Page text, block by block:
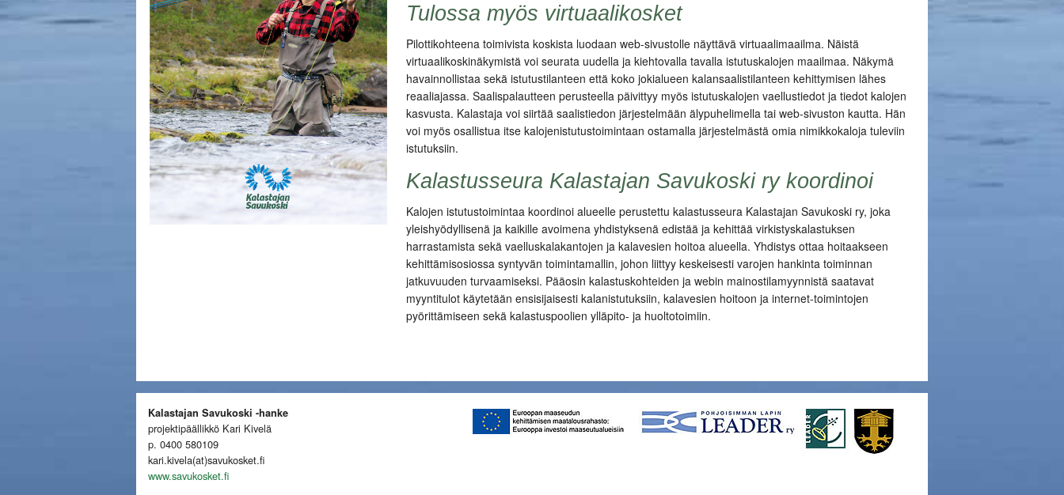
Tulossa myös virtuaalikosket
Pilottikohteena toimivista koskista luodaan web-sivustolle näyttävä virtuaalimaailma. Näistä
virtuaalikoskinäkymistä voi seurata uudella ja kiehtovalla tavalla istutuskalojen maailmaa. Näkymä
havainnollistaa sekä istutustilanteen että koko jokialueen kalansaalistilanteen kehittymisen lähes
reaaliajassa. Saalispalautteen perusteella päivittyy myös istutuskalojen vaellustiedot ja tiedot kalojen
kasvusta. Kalastaja voi siirtää saalistiedon järjestelmään älypuhelimella tai web-sivuston kautta. Hän
voi myös osallistua itse kalojenistutustoimintaan ostamalla järjestelmästä omia nimikkokaloja tuleviin
istutuksiin.
Kalastusseura Kalastajan Savukoski ry koordinoi
Kalojen istutustoimintaa koordinoi alueelle perustettu kalastusseura Kalastajan Savukoski ry, joka
yleishyödyllisenä ja kaikille avoimena yhdistyksenä edistää ja kehittää virkistyskalastuksen
harrastamista sekä vaelluskalakantojen ja kalavesien hoitoa alueella. Yhdistys ottaa hoitaakseen
kehittämisosiossa syntyvän toimintamallin, johon liittyy keskeisesti varojen hankinta toiminnan
jatkuvuuden turvaamiseksi. Pääosin kalastuskohteiden ja webin mainostilamyynnistä saatavat
myyntitulot käytetään ensisijaisesti kalanistutuksiin, kalavesien hoitoon ja internet-toimintojen
pyörittämiseen sekä kalastuspoolien ylläpito- ja huoltotoimiin.
Kalastajan Savukoski -hanke
projektipäällikkö Kari Kivelä
p. 0400 580109
kari.kivela(at)savukosket.fi
www.savukosket.fi